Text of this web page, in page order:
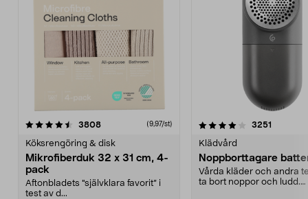
3808recensioner (9,97/st)
Köksrengöring & disk
Mikrofiberduk 32 x 31 cm, 4-
pack
Aftonbladets "självklara favorit” i
test av d...
4.0av 5 stjärnor 3251
Klädvård
Noppborttagare
Vårda kläder och andra
ta bort noppor och ludd.
4.5av 5 stjärnor